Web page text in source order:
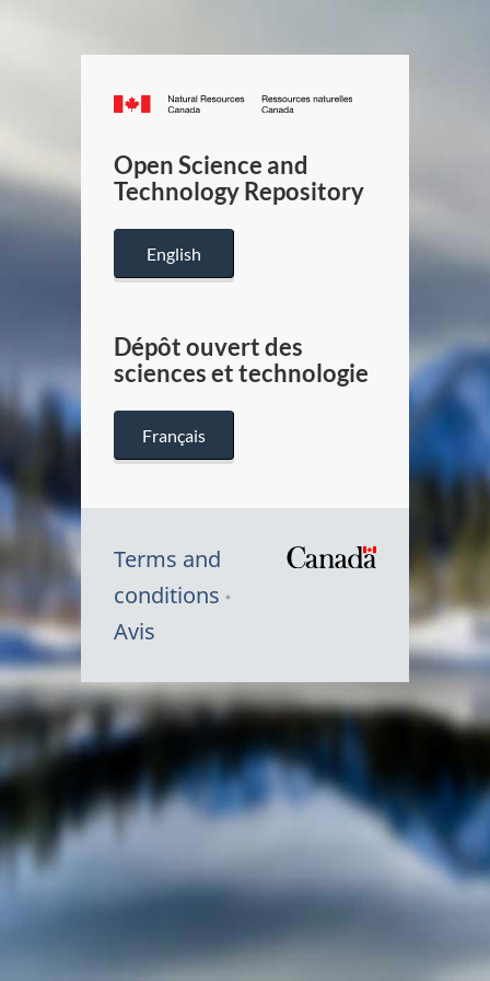
Canada.ca
/
Canada
Open Science and
Technology Repository
English
Dépôt ouvert des
sciences et technologie
Français
Terms and
conditions
Avis
Symbole
du
Canada